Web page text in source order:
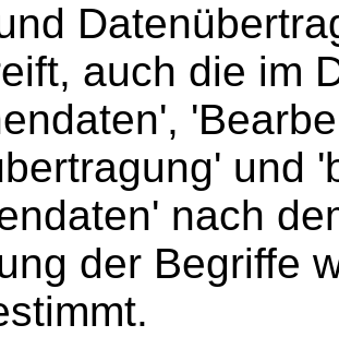
auch die im
und
nach
der Begriffe